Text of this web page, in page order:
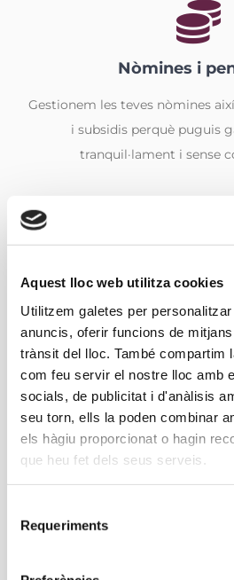
Aquest lloc web utilitza cookies
Utilitzem galetes per
anuncis, oferir funcions de
trànsit del lloc. També compartim
com feu servir el nostre lloc amb
socials, de publicitat i d'anàlisis
seu torn, ells la poden combinar
els hàgiu proporcionat o hagin
que heu fet dels seus serveis.
Requeriments
Nòmines i
Gestionem les teves nòmines
i subsidis perquè puguis
tranquil·lament i sense
Impostos
Ens ocupem de la liquidació
societats…) i requeriments
de pensar.
Deixar la comptabilitat en
el més important: dirigir la